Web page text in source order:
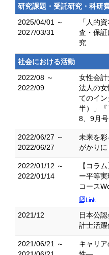
研究課題・受託研究・科研
2025/04/01 ～
2027/03/31
「人的
査・保
究
社会における活動
2022/08 ～
2022/09
女性会
法人の
てのイ
半）」
8、9月号
2022/06/27 ～
2022/06/27
未来を
がかり
2022/01/12 ～
2022/01/14
【コラ
ー平等
コース
2021/12
日本公
計士活
2021/06/21 ～
キャリ